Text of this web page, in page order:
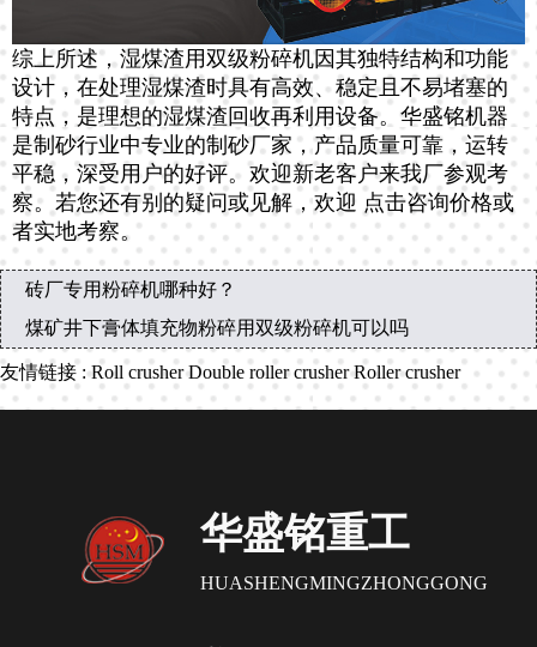
综上所述，湿煤渣用双级粉碎机因其独特结构和功能
设计，在处理湿煤渣时具有高效、稳定且不易堵塞的
特点，是理想的湿煤渣回收再利用设备。华盛铭机器
是制砂行业中专业的制砂厂家，产品质量可靠，运转
平稳，深受用户的好评。欢迎新老客户来我厂参观考
察。若您还有别的疑问或见解，欢迎 点击咨询价格或
者实地考察。
砖厂专用粉碎机哪种好？
煤矿井下膏体填充物粉碎用双级粉碎机可以吗
友情链接 :Roll crusher Double roller crusher Roller crusher
华盛铭重工
HUASHENGMINGZHONGGONG